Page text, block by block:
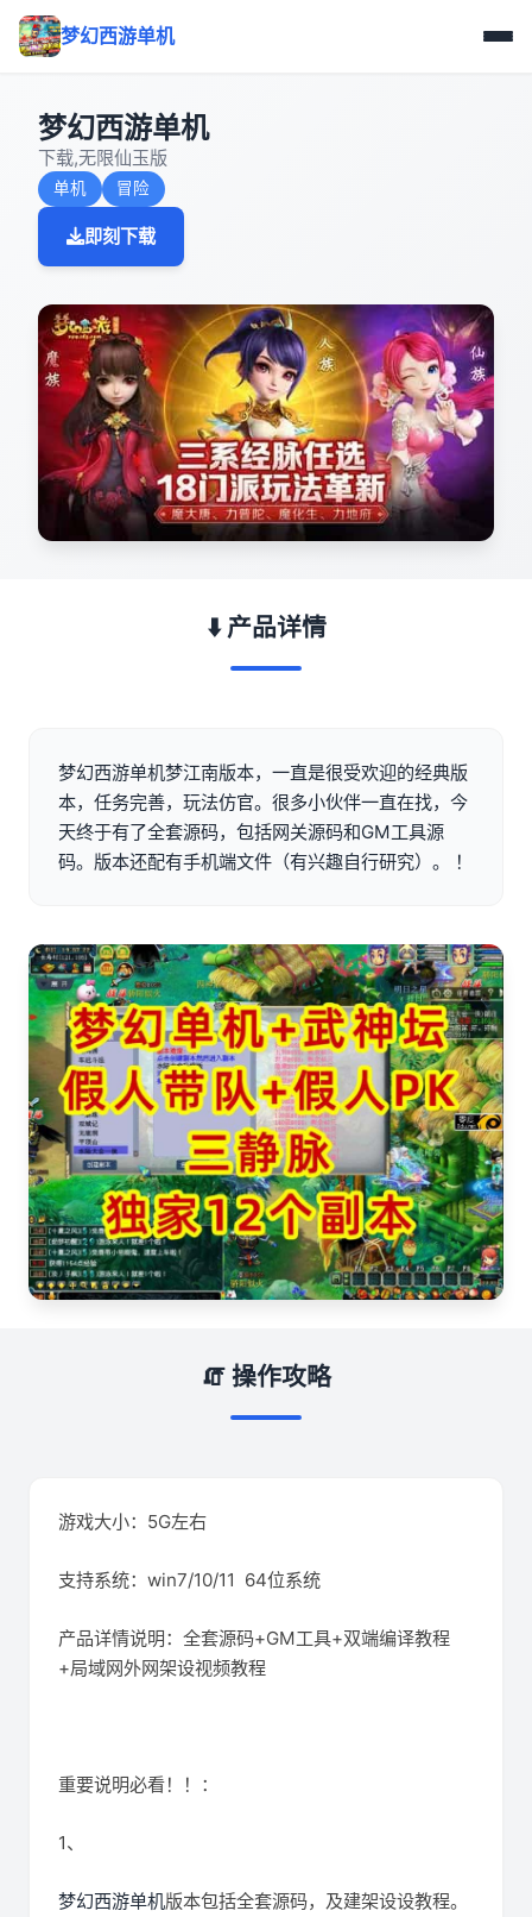
梦幻西游单机
梦幻西游单机
下载,无限仙玉版
单机 冒险
即刻下载
⬇️ 产品详情
梦幻西游单机梦江南版本，一直是很受欢迎的经典版
本，任务完善，玩法仿官。很多小伙伴一直在找，今
天终于有了全套源码，包括网关源码和GM工具源
码。版本还配有手机端文件（有兴趣自行研究）。 ！
🧯 操作攻略
游戏大小：5G左右
支持系统：win7/10/11 64位系统
产品详情说明：全套源码+GM工具+双端编译教程
+局域网外网架设视频教程
重要说明必看！！：
1、
梦幻西游单机版本包括全套源码，及建架设设教程。